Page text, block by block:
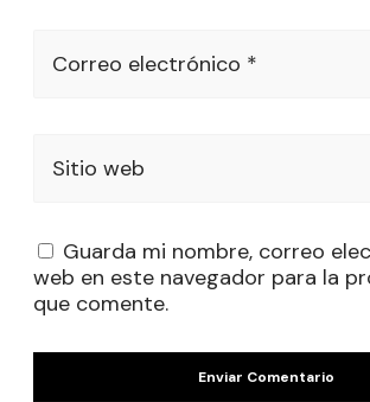
Correo electrónico *
Sitio web
Guarda mi nombre, correo
web en este navegador para la
que comente.